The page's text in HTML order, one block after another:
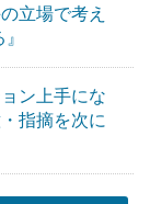
立場で考え
ン上手にな
指摘を次に